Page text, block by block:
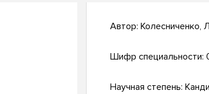
Автор: Колесниченко,
Шифр специальности:
Научная степень: